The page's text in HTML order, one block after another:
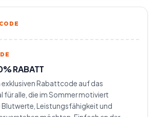
RABATT
Rabattcode auf das
für alle, die im Sommer motiviert
Blutwerte, Leistungsfähigkeit und